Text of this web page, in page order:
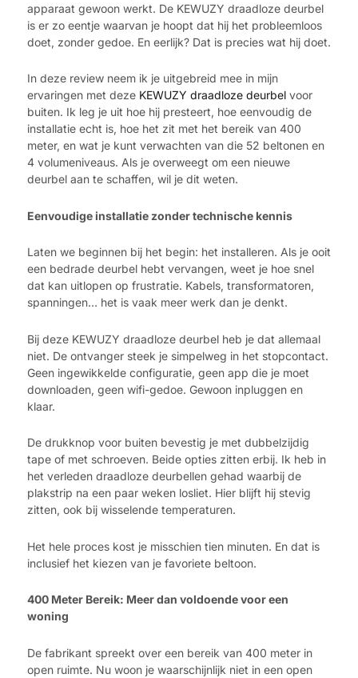
apparaat gewoon werkt. De KEWUZY draadloze deurbel
is er zo eentje waarvan je hoopt dat hij het probleemloos
doet, zonder gedoe. En eerlijk? Dat is precies wat hij doet.
In deze review neem ik je uitgebreid mee in mijn
ervaringen met deze KEWUZY draadloze deurbel voor
buiten. Ik leg je uit hoe hij presteert, hoe eenvoudig de
installatie echt is, hoe het zit met het bereik van 400
meter, en wat je kunt verwachten van die 52 beltonen en
4 volumeniveaus. Als je overweegt om een nieuwe
deurbel aan te schaffen, wil je dit weten.
Eenvoudige installatie zonder technische kennis
Laten we beginnen bij het begin: het installeren. Als je ooit
een bedrade deurbel hebt vervangen, weet je hoe snel
dat kan uitlopen op frustratie. Kabels, transformatoren,
spanningen… het is vaak meer werk dan je denkt.
Bij deze KEWUZY draadloze deurbel heb je dat allemaal
niet. De ontvanger steek je simpelweg in het stopcontact.
Geen ingewikkelde configuratie, geen app die je moet
downloaden, geen wifi-gedoe. Gewoon inpluggen en
klaar.
De drukknop voor buiten bevestig je met dubbelzijdig
tape of met schroeven. Beide opties zitten erbij. Ik heb in
het verleden draadloze deurbellen gehad waarbij de
plakstrip na een paar weken losliet. Hier blijft hij stevig
zitten, ook bij wisselende temperaturen.
Het hele proces kost je misschien tien minuten. En dat is
inclusief het kiezen van je favoriete beltoon.
400 Meter Bereik: Meer dan voldoende voor een
woning
De fabrikant spreekt over een bereik van 400 meter in
open ruimte. Nu woon je waarschijnlijk niet in een open